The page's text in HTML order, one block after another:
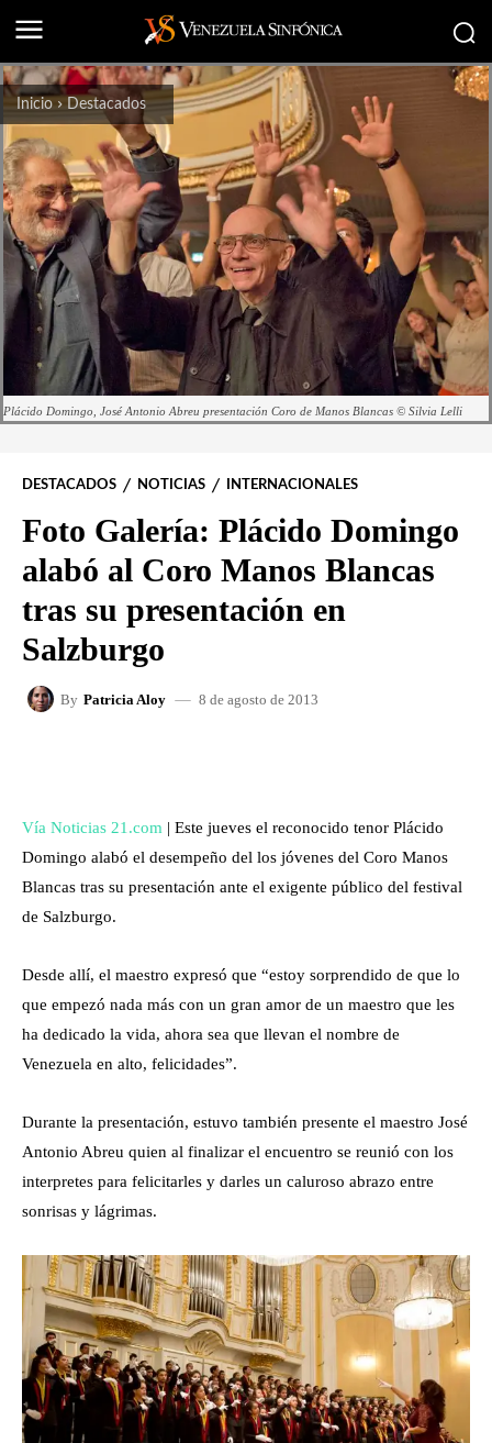
Inicio Destacados
Plácido Domingo, José Antonio Abreu presentación Coro de Manos Blancas © Silvia Lelli
DESTACADOS NOTICIAS INTERNACIONALES
Foto Galería: Plácido Domingo
alabó al Coro Manos Blancas
tras su presentación en
Salzburgo
By Patricia Aloy 8 de agosto de 2013
Vía Noticias 21.com | Este jueves el reconocido tenor Plácido
Domingo alabó el desempeño del los jóvenes del Coro Manos
Blancas tras su presentación ante el exigente público del festival
de Salzburgo.
Desde allí, el maestro expresó que “estoy sorprendido de que lo
que empezó nada más con un gran amor de un maestro que les
ha dedicado la vida, ahora sea que llevan el nombre de
Venezuela en alto, felicidades”.
Durante la presentación, estuvo también presente el maestro José
Antonio Abreu quien al finalizar el encuentro se reunió con los
interpretes para felicitarles y darles un caluroso abrazo entre
sonrisas y lágrimas.